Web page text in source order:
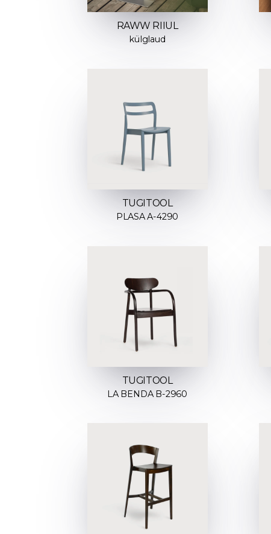
RAWW RIIUL
külglaud
TUGITOOL
PLASA A-4290
TUGITOOL
LA BENDA B-2960